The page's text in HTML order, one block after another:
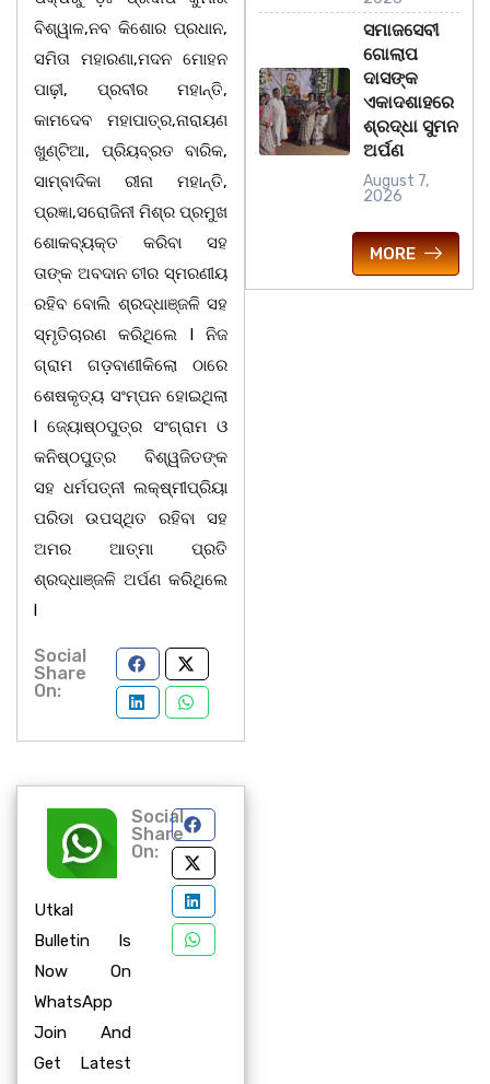
ବିଶ୍ୱାଳ,ନବ କିଶୋର ପ୍ରଧାନ,
ସମିତା ମହାରଣା,ମଦନ ମୋହନ
ପାଢ଼ୀ, ପ୍ରବୀର ମହାନ୍ତି,
କାମଦେବ ମହାପାତ୍ର,ନାରାୟଣ
ଖୁଣ୍ଟିଆ, ପ୍ରିୟବ୍ରତ ବାରିକ,
ସାମ୍ବାଦିକା ରୀନା ମହାନ୍ତି,
ପ୍ରଜ୍ଞା,ସରୋଜିନୀ ମିଶ୍ର ପ୍ରମୁଖ
ଶୋକବ୍ୟକ୍ତ କରିବା ସହ
ତାଙ୍କ ଅବଦାନ ଚୀର ସ୍ମରଣୀୟ
ରହିବ ବୋଲି ଶ୍ରଦ୍ଧାଞ୍ଜଳି ସହ
ସ୍ମୃତିଚାରଣ କରିଥିଲେ l ନିଜ
ଗ୍ରାମ ଗଡ଼ବାଣୀକିଲୋ ଠାରେ
ଶେଷକୃତ୍ୟ ସଂମ୍ପନ ହୋଇଥିଲା
l ଜ୍ୟୋଷ୍ଠପୁତ୍ର ସଂଗ୍ରାମ ଓ
କନିଷ୍ଠପୁତ୍ର ବିଶ୍ୱଜିତଙ୍କ
ସହ ଧର୍ମପତ୍ନୀ ଲକ୍ଷ୍ମୀପ୍ରିୟା
ପରିଡା ଉପସ୍ଥିତ ରହିବା ସହ
ଅମର ଆତ୍ମା ପ୍ରତି
ଶ୍ରଦ୍ଧାଞ୍ଜଳି ଅର୍ପଣ କରିଥିଲେ
l
Social
Share
On:
Utkal
Bulletin Is
Now On
WhatsApp
Join And
Get Latest
Social
Share
On:
ସମାଜସେବୀ
ଗୋଲାପ
ଦାସଙ୍କ
ଏକାଦଶାହରେ
ଶ୍ରଦ୍ଧା ସୁମନ
ଅର୍ପଣ
August 7,
2026
MORE